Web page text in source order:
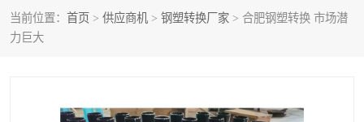
当前位置： 首页 > 供应商机 > 钢塑转换厂家 > 合肥钢塑转换 市场潜
力巨大
燃气管网钢塑转换过渡接 电缆热缩附件